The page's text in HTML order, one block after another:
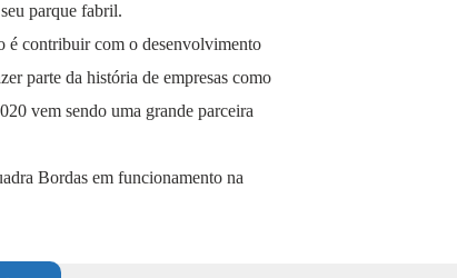
parque fabril.
é contribuir com o desenvolvimento
parte da história de empresas como
vem sendo uma grande parceira
Bordas em funcionamento na